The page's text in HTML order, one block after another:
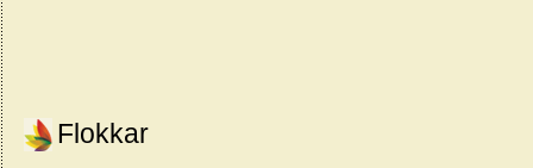
Flokkar